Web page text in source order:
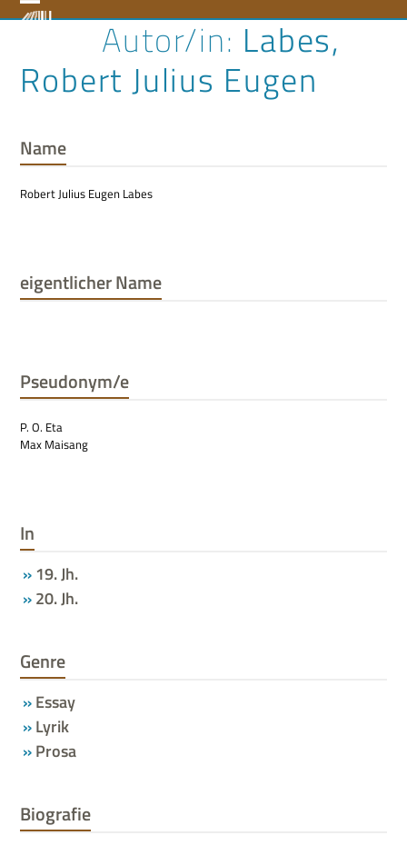
to Open
menu
Close
menu
Labes,
Robert Julius Eugen
Name
Robert Julius Eugen Labes
eigentlicher Name
Pseudonym/e
P. O. Eta
Max Maisang
In
19. Jh.
20. Jh.
Genre
Essay
Lyrik
Prosa
Biografie